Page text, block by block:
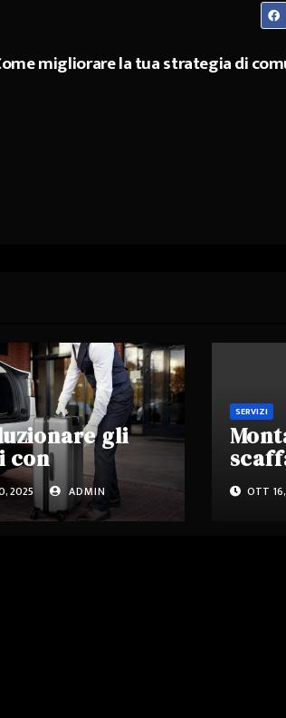
migliorare la tua strategia di
gli
con
Park:
innovative
2025 ADMIN
SERVIZI
OTT